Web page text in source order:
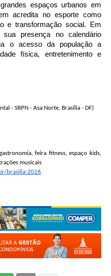
espaços urbanos em
acredita no esporte como
e transformação social. Em
presença no calendário
o acesso da população a
física, entretenimento e
- SRPN - Asa Norte, Brasília - DF)
feira fitness, espaço kids,
musicais
brasilia-2026